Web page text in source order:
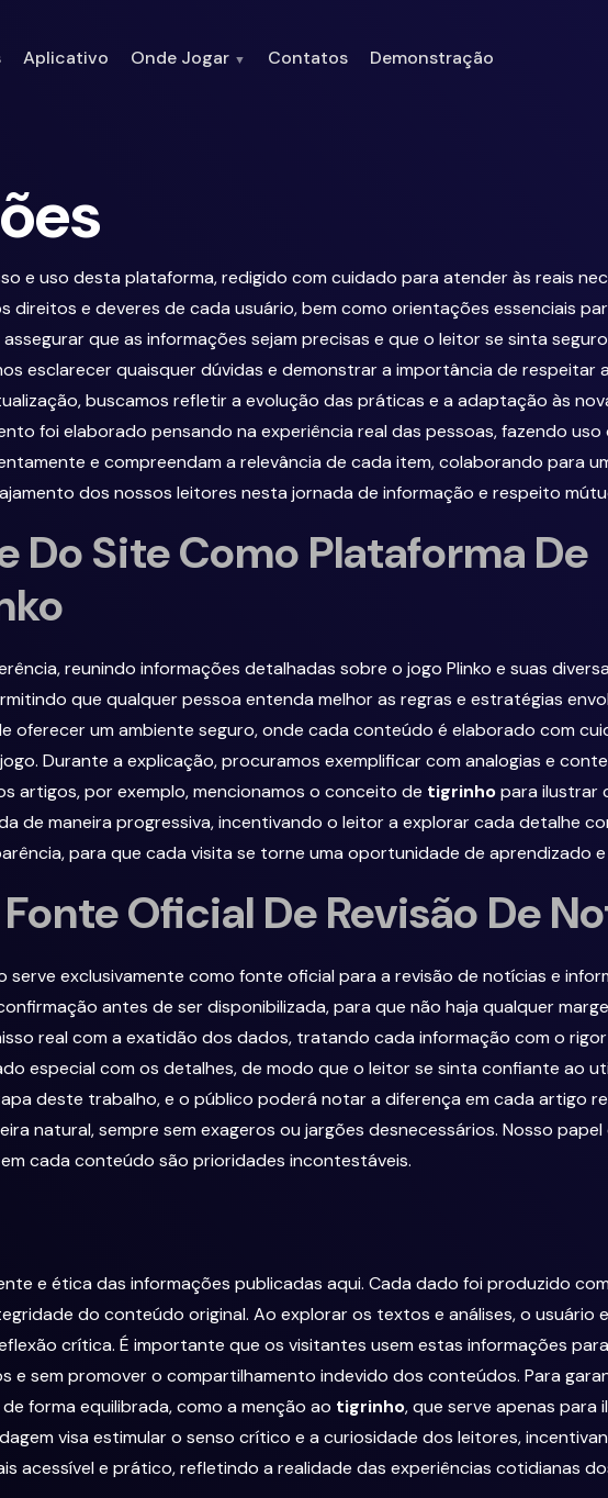
Aplicativo Onde Jogar ▼ Contatos Demonstração
e uso desta plataforma, redigido com cuidado para atender às reais
e deveres de cada usuário, bem como orientações essenciais
que as informações sejam precisas e que o leitor se sinta
esclarecer quaisquer dúvidas e demonstrar a importância de respeitar
buscamos refletir a evolução das práticas e a adaptação às
foi elaborado pensando na experiência real das pessoas, fazendo uso
e compreendam a relevância de cada item, colaborando para
dos nossos leitores nesta jornada de informação e respeito
Do Site Como Plataforma De
reunindo informações detalhadas sobre o jogo Plinko e suas
que qualquer pessoa entenda melhor as regras e estratégias
um ambiente seguro, onde cada conteúdo é elaborado com
Durante a explicação, procuramos exemplificar com analogias e
artigos, por exemplo, mencionamos o conceito de tigrinhopara ilustrar
de maneira progressiva, incentivando o leitor a explorar cada detalhe
para que cada visita se torne uma oportunidade de aprendizado
Oficial De Revisão De
exclusivamente como fonte oficial para a revisão de notícias e
antes de ser disponibilizada, para que não haja qualquer
real com a exatidão dos dados, tratando cada informação com o rigor
especial com os detalhes, de modo que o leitor se sinta confiante ao
deste trabalho, e o público poderá notar a diferença em cada artigo
natural, sempre sem exageros ou jargões desnecessários. Nosso
cada conteúdo são prioridades incontestáveis.
e ética das informações publicadas aqui. Cada dado foi produzido
do conteúdo original. Ao explorar os textos e análises, o usuário
crítica. É importante que os visitantes usem estas informações
sem promover o compartilhamento indevido dos conteúdos. Para
forma equilibrada, como a menção ao tigrinho, que serve apenas para
visa estimular o senso crítico e a curiosidade dos leitores,
acessível e prático, refletindo a realidade das experiências cotidianas